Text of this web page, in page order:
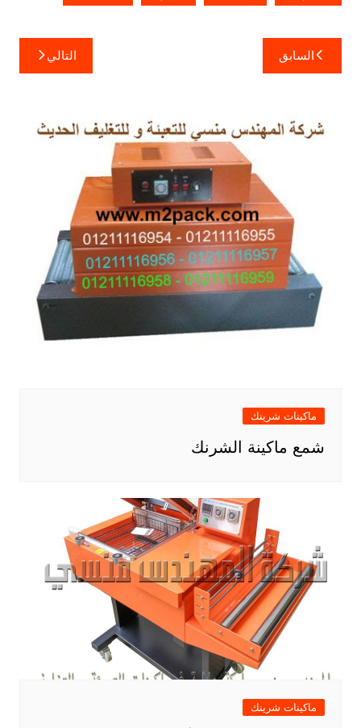
تصفّح
المقالات
السابق التالي
ماكينات شرينك
شمع ماكينة الشرنك
ماكينات شرينك